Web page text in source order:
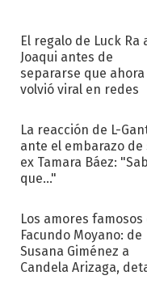
El regalo de Luck Ra
Joaqui antes de
separarse que ahora
volvió viral en redes
La reacción de L-
ante el embarazo de
ex Tamara Báez:
que..."
Los amores famosos
Facundo Moyano: de
Susana Giménez a
Candela Arizaga,